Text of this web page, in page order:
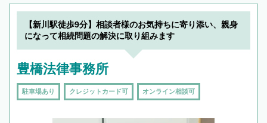
【新川駅徒歩9分】相談者様のお気持ちに寄り添い、親身
になって相続問題の解決に取り組みます
豊橋法律事務所
駐車場あり クレジットカード可 オンライン相談可